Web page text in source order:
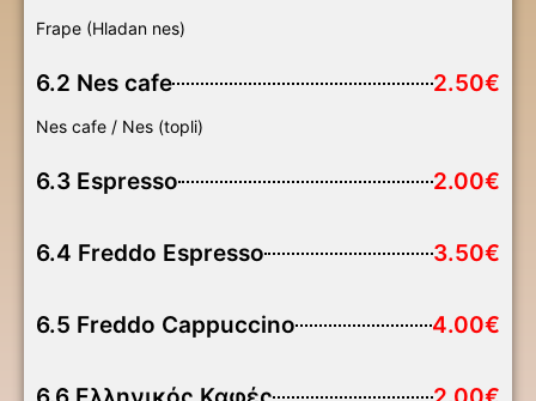
Frape (Hladan nes)
6.2 Nes cafe 2.50€
Nes cafe / Nes (topli)
6.3 Espresso 2.00€
6.4 Freddo Espresso 3.50€
6.5 Freddo Cappuccino 4.00€